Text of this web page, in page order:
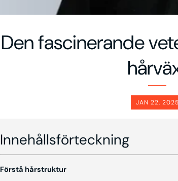
Den fascinerande
JAN 22, 2025
Innehållsförteckning
Förstå hårstruktur